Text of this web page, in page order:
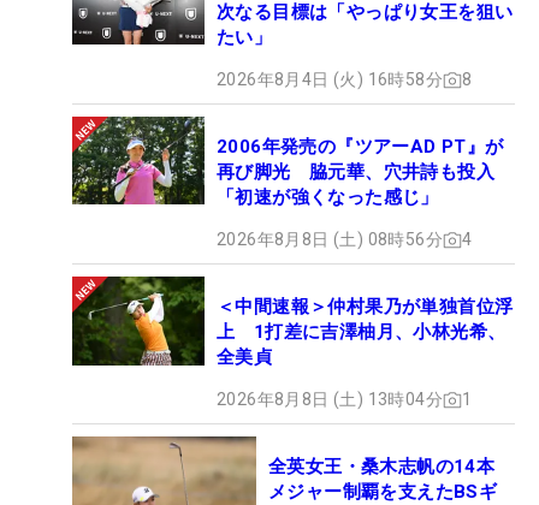
次なる目標は「やっぱり女王を狙い
たい」
2026年8月4日 (火) 16時58分 8
2006年発売の『ツアーAD PT』が
再び脚光 脇元華、穴井詩も投入
「初速が強くなった感じ」
2026年8月8日 (土) 08時56分 4
＜中間速報＞仲村果乃が単独首位浮
上 1打差に吉澤柚月、小林光希、
全美貞
2026年8月8日 (土) 13時04分 1
全英女王・桑木志帆の14本
メジャー制覇を支えたBSギ